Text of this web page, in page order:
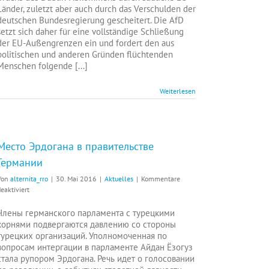
vor
Ort
zuletzt aber auch durch das Verschulden der
Bundesregierung gescheitert. Die AfD
sich daher für eine vollständige Schließung
EU-Außengrenzen ein und fordert den aus
und anderen Gründen flüchtenden
folgende [...]
Weiterlesen
Эрдогана в правительстве
alternita_rro | 30. Mai 2016 | Aktuelles | Kommentare
für
Эрдогана
в
правительстве
Германии
германского парламента с турецкими
подвергаются давлению со стороны
организаций. Уполномоченная по
интергации в парламенте Айдан Ёзогуз
рупором Эрдогана. Речь идет о голосовании